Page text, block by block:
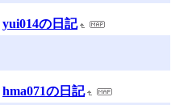
yui014の日記
hma071の日記